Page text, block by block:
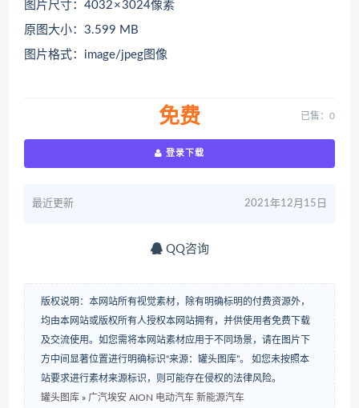
图片尺寸：4032 × 3024像素
原图大小：3.599 MB
图片格式：image/jpeg图像
免费 已售：0
登录下载
最近更新 2021年12月15日
QQ咨询
版权说明：本网站所有视觉素材，除有明确标明的付费资源外，
均由本网站或版权所有人授权本网站拥有，并供使用者免费下载
及交流使用。如您需将本网站素材应用于不同场景，请在图片下
方中间显著位置进行明确标识“来源：罐头图库”。 如您未按照本
站要求进行素材来源标识，则可能存在侵权的法律风险。
罐头图库 » 广汽埃安 AION 电动汽车 新能源汽车